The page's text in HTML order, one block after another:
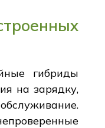
гибриды
на зарядку,